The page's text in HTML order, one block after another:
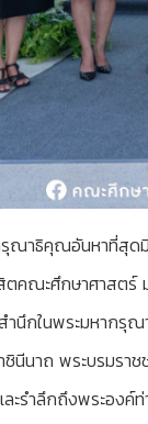
รุณาธิคุณอันหาที่สุด
ตคณะศึกษาศาสตร์
ำนึกในพระมหากรุ
ชินีนาถ พระบรมรา
รำลึกถึงพระองค์